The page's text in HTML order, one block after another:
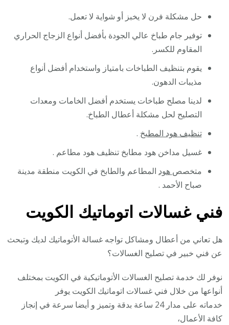
حل مشكلة فرن لا يخبز أو شواية لا تعمل.
توفير جام طباخ عالي الجودة بأفضل أنواع الزجاج الحراري
المقاوم للكسر.
يقوم بتنظيف الطباخات بامتياز واستخدام أفضل أنواع
مذيبات الدهون.
لدينا مصلح طباخات يستخدم أفضل الخامات ومعدات
التصليح لحل مشكلة أعطال الطباخ.
تنظيف هود المطبخ .
غسيل مداخن هود مطابخ تنظيف هود مطاعم .
متخصص هود المطاعم والطابخ في الكويت منطقة مدينة
صباح الأحمد .
فني غسالات اتوماتيك الكويت
هل تعاني من أعطال ومشاكل تواجه غسالة الأتوماتيك لديك وتبحث
عن فني خبير في تصليح الغسالات؟
نوفر لك خدمة تصليح الغسالات الأتوماتيكية في الكويت بمختلف
أنواعها من خلال فني غسالات اتوماتيك الكويت يوفر
خدماته على مدار 24 ساعة بدقة وتميز و أيضا سرعة في إنجاز
كافة الأعمال،